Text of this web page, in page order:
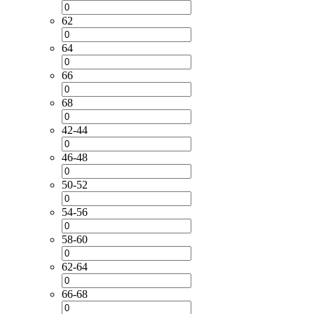
62
64
66
68
42-44
46-48
50-52
54-56
58-60
62-64
66-68